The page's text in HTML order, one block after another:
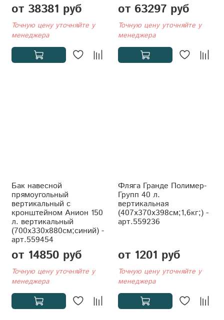
от 38381 руб
Точную цену уточняйте у
менеджера
от 63297 руб
Точную цену уточняйте у
менеджера
Бак навесной
прямоугольный
вертикальный с
кронштейном Анион 150
л. вертикальный
(700x330x880см;синий) -
арт.559454
от 14850 руб
Точную цену уточняйте у
менеджера
Фляга Гранде Полимер-
Групп 40 л.
вертикальная
(407x370x398см;1,6кг;) -
арт.559236
от 1201 руб
Точную цену уточняйте у
менеджера